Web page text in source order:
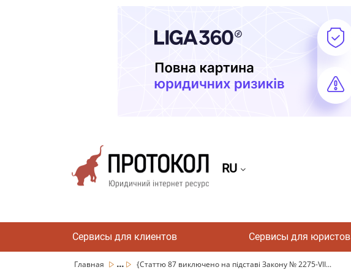
RU
Сервисы для клиентов Сервисы для юристов
Главная ... {Статтю 87 виключено на підставі Закону № 2275-VII...